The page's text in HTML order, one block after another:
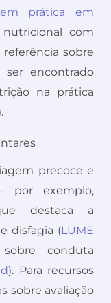
prática em
com
sobre
ser encontrado
na prática
precoce e
por exemplo,
destaca a
disfagia (LUME
conduta
). Para recursos
sobre avaliação